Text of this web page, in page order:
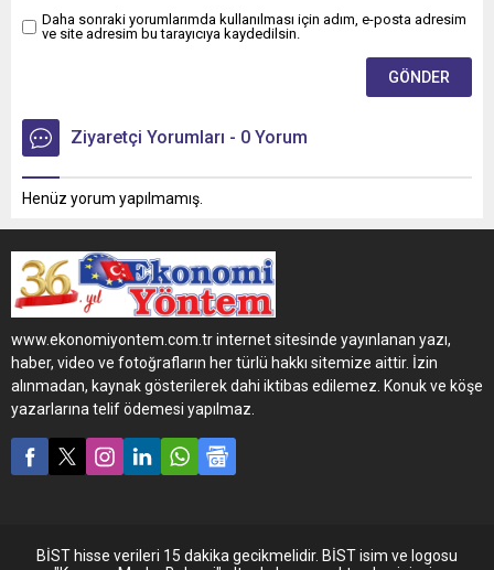
Daha sonraki yorumlarımda kullanılması için adım, e-posta adresim
ve site adresim bu tarayıcıya kaydedilsin.
Ziyaretçi Yorumları - 0 Yorum
Henüz yorum yapılmamış.
www.ekonomiyontem.com.tr internet sitesinde yayınlanan yazı,
haber, video ve fotoğrafların her türlü hakkı sitemize aittir. İzin
alınmadan, kaynak gösterilerek dahi iktibas edilemez. Konuk ve köşe
yazarlarına telif ödemesi yapılmaz.
BİST hisse verileri 15 dakika gecikmelidir. BİST isim ve logosu